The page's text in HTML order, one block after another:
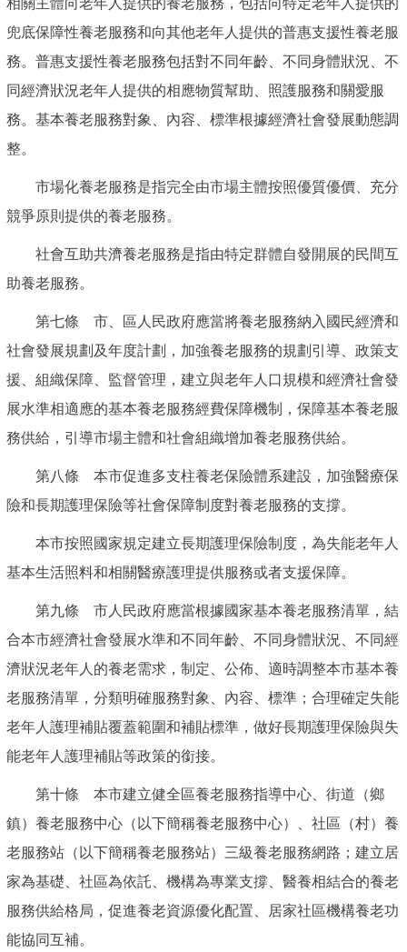
兜底保障性養老服務和向其他老年人提供的普惠支援性養老服
務。普惠支援性養老服務包括對不同年齡、不同身體狀況、不
同經濟狀況老年人提供的相應物質幫助、照護服務和關愛服
務。基本養老服務對象、內容、標準根據經濟社會發展動態調
整。
市場化養老服務是指完全由市場主體按照優質優價、充分
競爭原則提供的養老服務。
社會互助共濟養老服務是指由特定群體自發開展的民間互
助養老服務。
第七條 市、區人民政府應當將養老服務納入國民經濟和
社會發展規劃及年度計劃，加強養老服務的規劃引導、政策支
援、組織保障、監督管理，建立與老年人口規模和經濟社會發
展水準相適應的基本養老服務經費保障機制，保障基本養老服
務供給，引導市場主體和社會組織增加養老服務供給。
第八條 本市促進多支柱養老保險體系建設，加強醫療保
險和長期護理保險等社會保障制度對養老服務的支撐。
本市按照國家規定建立長期護理保險制度，為失能老年人
基本生活照料和相關醫療護理提供服務或者支援保障。
第九條 市人民政府應當根據國家基本養老服務清單，結
合本市經濟社會發展水準和不同年齡、不同身體狀況、不同經
濟狀況老年人的養老需求，制定、公佈、適時調整本市基本養
老服務清單，分類明確服務對象、內容、標準；合理確定失能
老年人護理補貼覆蓋範圍和補貼標準，做好長期護理保險與失
能老年人護理補貼等政策的銜接。
第十條 本市建立健全區養老服務指導中心、街道（鄉
鎮）養老服務中心（以下簡稱養老服務中心）、社區（村）養
老服務站（以下簡稱養老服務站）三級養老服務網路；建立居
家為基礎、社區為依託、機構為專業支撐、醫養相結合的養老
服務供給格局，促進養老資源優化配置、居家社區機構養老功
能協同互補。